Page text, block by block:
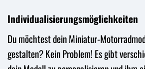
Individualisierungsmöglichkeiten
Du möchtest dein Miniatur-
gestalten? Kein Problem! Es gibt